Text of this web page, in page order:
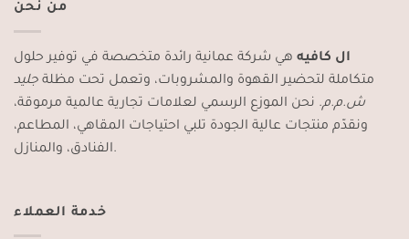
من نحن
ال كافيه هي شركة عمانية رائدة متخصصة في توفير حلول
متكاملة لتحضير القهوة والمشروبات، وتعمل تحت مظلة جليد
ش.م.م. نحن الموزع الرسمي لعلامات تجارية عالمية مرموقة،
ونقدّم منتجات عالية الجودة تلبي احتياجات المقاهي، المطاعم،
الفنادق، والمنازل.
خدمة العملاء